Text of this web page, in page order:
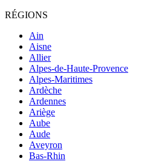
RÉGIONS
Ain
Aisne
Allier
Alpes-de-Haute-Provence
Alpes-Maritimes
Ardèche
Ardennes
Ariège
Aube
Aude
Aveyron
Bas-Rhin